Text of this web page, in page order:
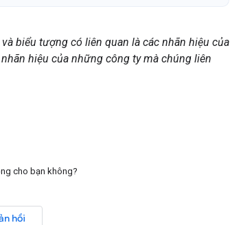
biểu tượng có liên quan là các nhãn hiệu của
hiệu của những công ty mà chúng liên
cho bạn không?
hồi